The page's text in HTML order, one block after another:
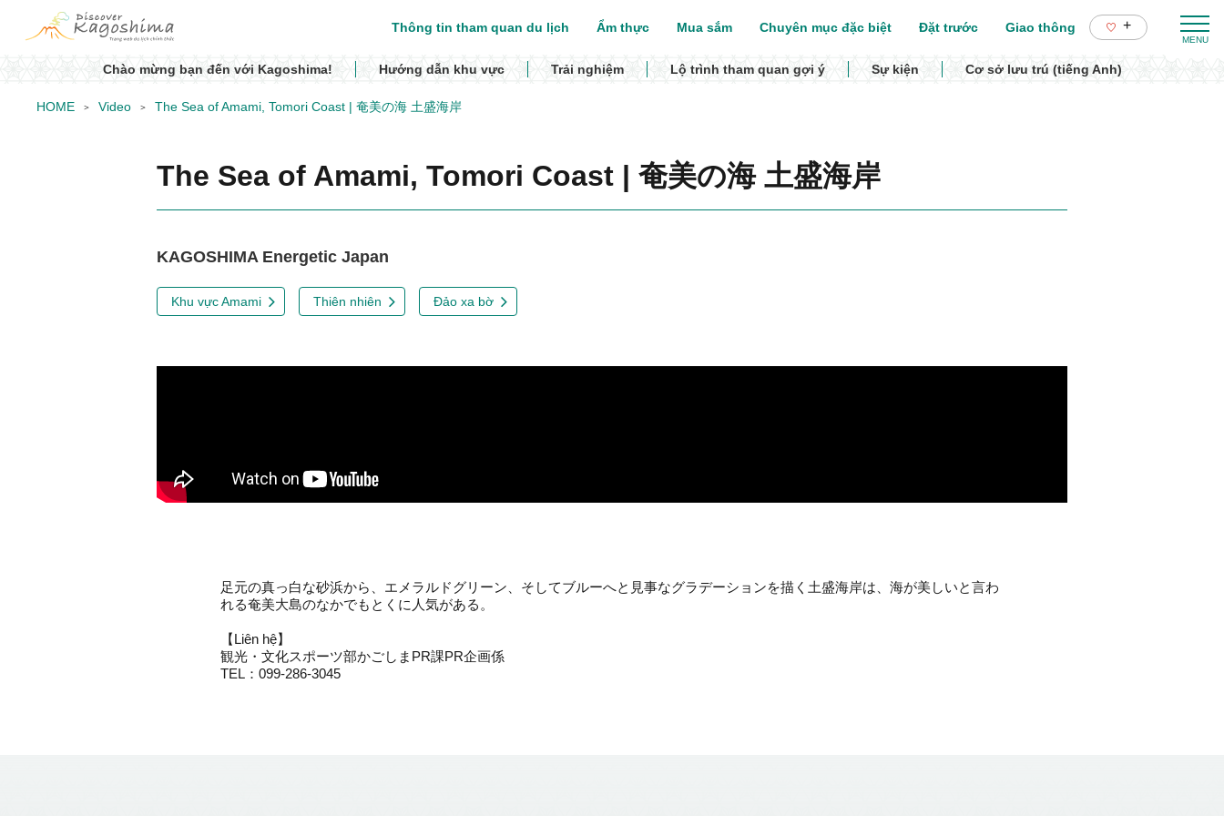
Thông tin tham quan du lịch Ẩm thực Mua sắm Chuyên mục đặc biệt Đặt trước Giao thông +
Chào mừng bạn đến với Kagoshima! Hướng dẫn khu vực Trải nghiệm Lộ trình tham quan gợi ý Sự kiện Cơ sở lưu trú (tiếng Anh)
HOME Video The Sea of Amami, Tomori Coast | 奄美の海 土盛海岸
The Sea of Amami, Tomori Coast | 奄美の海 土盛海岸
KAGOSHIMA Energetic Japan
Khu vực Amami Thiên nhiên Đảo xa bờ
足元の真っ白な砂浜から、エメラルドグリーン、そしてブルーへと見事なグラデーションを描く土盛海岸は、海が美しいと言わ
れる奄美大島のなかでもとくに人気がある。
【Liên hệ】
観光・文化スポーツ部かごしまPR課PR企画係
TEL：099-286-3045